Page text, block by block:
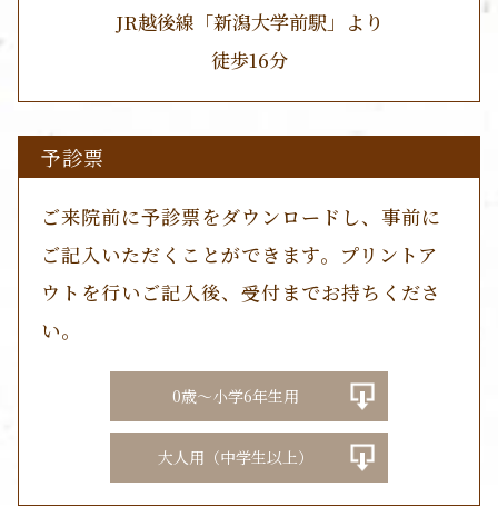
JR越後線「新潟大学前駅」より
徒歩16分
予診票
ご来院前に予診票をダウンロードし、事前に
ご記入いただくことができます。プリントア
ウトを行いご記入後、受付までお持ちくださ
い。
0歳～小学6年生用
大人用（中学生以上）